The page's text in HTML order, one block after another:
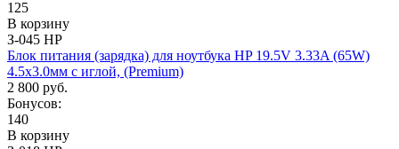
125
В корзину
З-045 HP
Блок питания (зарядка) для ноутбука HP 19.5V 3.33A (65W)
4.5x3.0мм с иглой, (Premium)
2 800 руб.
Бонусов:
140
В корзину